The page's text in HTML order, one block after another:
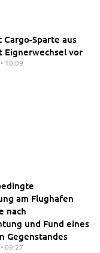
Sparte aus
Eignerwechsel vor
10:09
am Flughafen
nach
und Fund eines
Gegenstandes
09:27